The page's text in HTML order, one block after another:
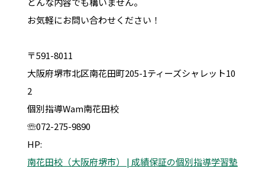
お気軽にお問い合わせください！
〒591-8011
大阪府堺市北区南花田町205-1ティーズシャレット10
2
個別指導Wam南花田校
☏072-275-9890
HP:
南花田校（大阪府堺市） | 成績保証の個別指導学習塾